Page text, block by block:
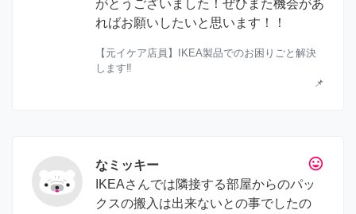
がとうございました！ぜひまた機会があ
ればお願いしたいと思います！！
【元イケア店員】IKEA製品でのお困りごと解決
します‼︎
📌
tag_faces
なミッキー
IKEAさんでは隣接する部屋からのパッ
クスの搬入は出来ないとの事でしたの